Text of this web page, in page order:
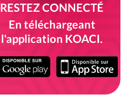
RESTEZ CONNECTÉ
En téléchargeant
l'application KOACI.